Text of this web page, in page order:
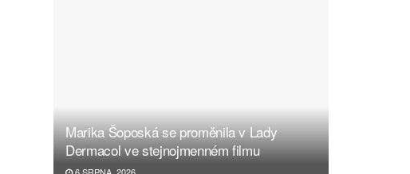
Marika Šoposká se proměnila v Lady
Dermacol ve stejnojmenném filmu
6 SRPNA, 2026